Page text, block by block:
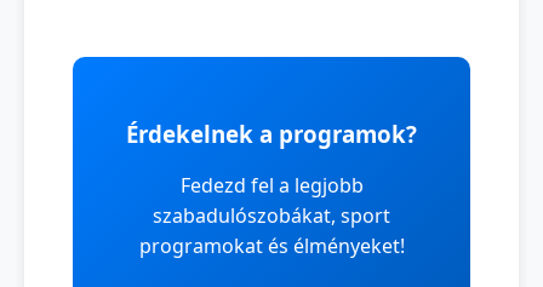
Érdekelnek a programok?
Fedezd fel a legjobb
szabadulószobákat, sport
programokat és élményeket!